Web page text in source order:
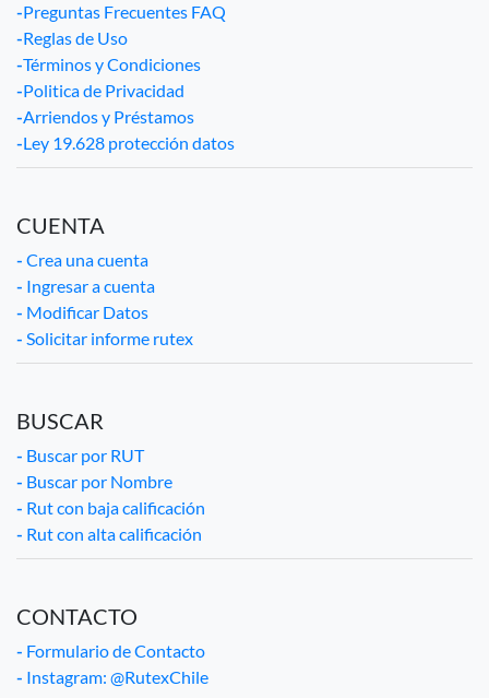
-Preguntas Frecuentes FAQ
-Reglas de Uso
-Términos y Condiciones
-Politica de Privacidad
-Arriendos y Préstamos
-Ley 19.628 protección datos
CUENTA
- Crea una cuenta
- Ingresar a cuenta
- Modificar Datos
- Solicitar informe rutex
BUSCAR
- Buscar por RUT
- Buscar por Nombre
- Rut con baja calificación
- Rut con alta calificación
CONTACTO
- Formulario de Contacto
- Instagram: @RutexChile